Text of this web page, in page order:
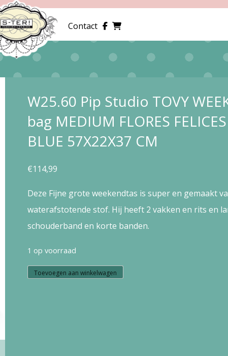
Contact
W25.60 Pip Studio TOVY
bag MEDIUM FLORES
BLUE 57X22X37 CM
€114,99
Deze Fijne grote weekendtas is super en gemaakt
waterafstotende stof. Hij heeft 2 vakken en rits en
schouderband en korte banden.
1 op voorraad
W25.60
Toevoegen aan winkelwagen